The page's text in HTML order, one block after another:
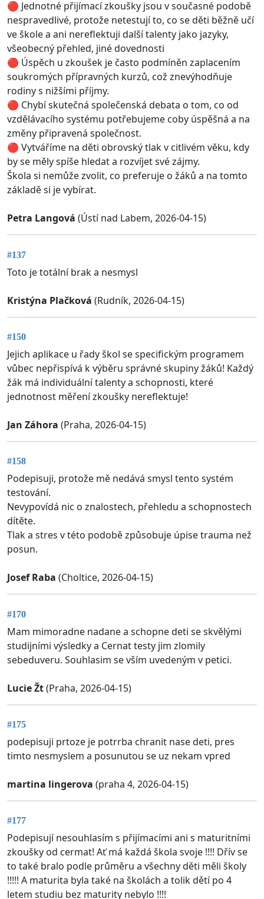
🔴 Jednotné přijímací zkoušky jsou v současné podobě
nespravedlivé, protože netestují to, co se děti běžně učí
ve škole a ani nereflektuji další talenty jako jazyky,
všeobecný přehled, jiné dovednosti
🔴 Úspěch u zkoušek je často podmíněn zaplacením
soukromých přípravných kurzů, což znevýhodňuje
rodiny s nižšími příjmy.
🔴 Chybí skutečná společenská debata o tom, co od
vzdělávacího systému potřebujeme coby úspěšná a na
změny připravená společnost.
🔴 Vytváříme na děti obrovský tlak v citlivém věku, kdy
by se měly spíše hledat a rozvíjet své zájmy.
Škola si nemůže zvolit, co preferuje o žáků a na tomto
základě si je vybírat.
Petra Langová (Ústí nad Labem, 2026-04-15)
#137
Toto je totální brak a nesmysl
Kristýna Plačková (Rudník, 2026-04-15)
#150
Jejich aplikace u řady škol se specifickým programem
vůbec nepřispívá k výběru správné skupiny žáků! Každý
žák má individuální talenty a schopnosti, které
jednotnost měření zkoušky nereflektuje!
Jan Záhora (Praha, 2026-04-15)
#158
Podepisuji, protože mě nedává smysl tento systém
testování.
Nevypovídá nic o znalostech, přehledu a schopnostech
dítěte.
Tlak a stres v této podobě způsobuje úpise trauma než
posun.
Josef Raba (Choltice, 2026-04-15)
#170
Mam mimoradne nadane a schopne deti se skvělými
studijními výsledky a Cernat testy jim zlomily
sebeduveru. Souhlasim se vším uvedeným v petici.
Lucie Žt(Praha, 2026-04-15)
#175
podepisuji prtoze je potrrba chranit nase deti, pres
timto nesmyslem a posunutou se uz nekam vpred
martina lingerova (praha 4, 2026-04-15)
#177
Podepisují nesouhlasím s přijímacími ani s maturitními
zkoušky od cermat! Ať má každá škola svoje !!!! Dřív se
to také bralo podle průměru a všechny děti měli školy
!!!!! A maturita byla také na školách a tolik dětí po 4
letem studiu bez maturity nebylo !!!!